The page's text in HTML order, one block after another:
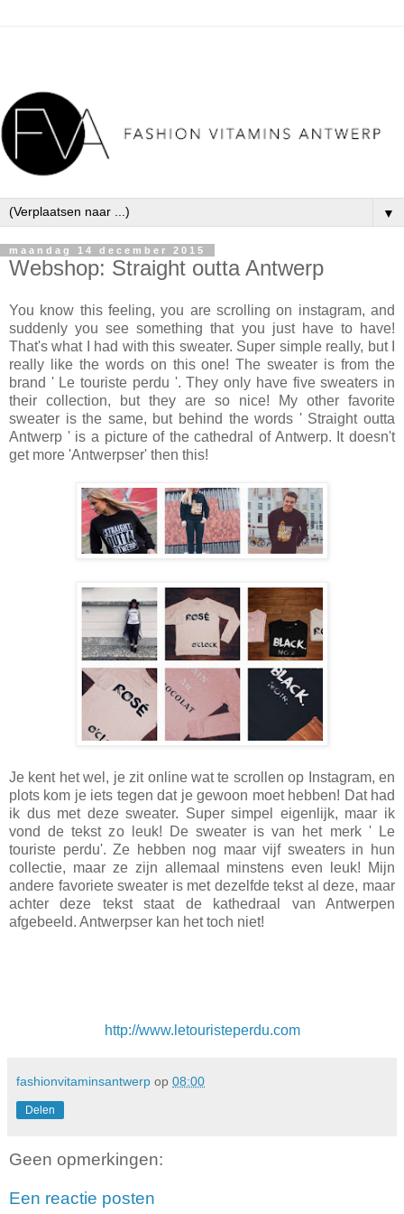
▼
maandag 14 december 2015
Webshop: Straight outta Antwerp
You know this feeling, you are scrolling on instagram, and
suddenly you seesomething that you just have to have!
That's what I had with this sweater. Super simple really, but I
really like the words on this one! The sweater isfrom the
brand ' Le touriste perdu '. They only havefivesweaters in
their collection, but they are so nice!
My other favorite
sweater is the same, but behind the words ' Straight outta
Antwerp ' is a picture of the cathedral of Antwerp. It doesn't
get more 'Antwerpser' then this!
Je kent het wel, je zit online wat te scrollen op Instagram, en
plots kom je iets tegen dat je gewoon moet hebben! Dat had
ik dus met deze sweater. Super simpel eigenlijk, maar ik
vond de tekst zo leuk! De sweater is van het merk ' Le
touriste perdu'. Ze hebben nog maarvijfsweaters in hun
collectie, maar ze zijn allemaal minstens even leuk!
Mijn
andere favorietesweater is met dezelfde tekst al deze, maar
achter deze tekst staat de kathedraal van Antwerpen
afgebeeld. Antwerpser kan het toch niet!
http://www.letouristeperdu.com
fashionvitaminsantwerp op 08:00
Delen
Geen opmerkingen:
Een reactie posten